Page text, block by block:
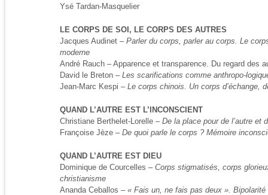
Ysé Tardan-Masquelier
LE CORPS DE SOI, LE CORPS DES AUTRES
Jacques Audinet – Parler du corps, parler au corps. Le
moderne
André Rauch – Apparence et transparence. Du regard des
David le Breton – Les scarifications comme anthropo-
Jean-Marc Kespi – Le corps chinois. Un corps d’échange,
QUAND L’AUTRE EST L’INCONSCIENT
Christiane Berthelet-Lorelle – De la place pour de l’autre et
Françoise Jèze – De quoi parle le corps ? Mémoire
QUAND L’AUTRE EST DIEU
Dominique de Courcelles – Corps stigmatisés, corps
christianisme
Ananda Ceballos – « Fais un, ne fais pas deux ».